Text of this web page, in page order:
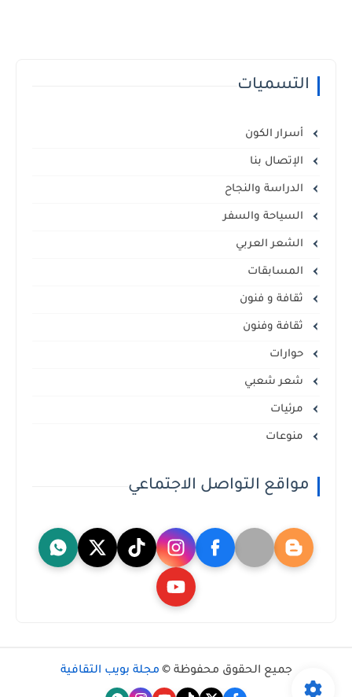
التسميات
أسرار الكون
الإتصال بنا
الدراسة والنجاح
السياحة والسفر
الشعر العربي
المسابقات
ثقافة و فنون
ثقافة وفنون
حوارات
شعر شعبي
مرئيات
منوعات
مواقع التواصل الاجتماعي
جميع الحقوق محفوظة © مجلة بويب الثقافية